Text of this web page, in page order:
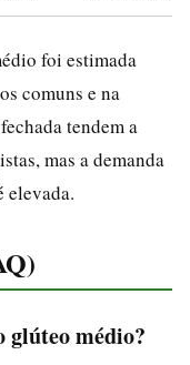
foi estimada
comuns e na
tendem a
mas a demanda
elevada.
glúteo médio?